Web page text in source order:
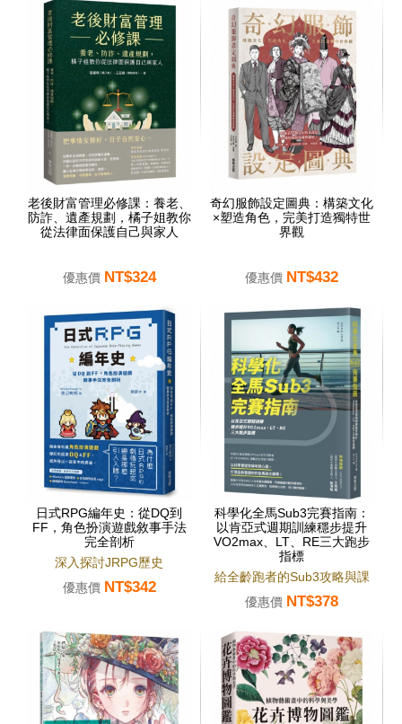
老後財富管理必修課：養老、
防詐、遺產規劃，橘子姐教你
從法律面保護自己與家人
優惠價 NT$324
奇幻服飾設定圖典：構築文化
×塑造角色，完美打造獨特世
界觀
優惠價 NT$432
日式RPG編年史：從DQ到
FF，角色扮演遊戲敘事手法
完全剖析
深入探討JRPG歷史
優惠價 NT$342
科學化全馬Sub3完賽指南：
以肯亞式週期訓練穩步提升
VO2max、LT、RE三大跑步
指標
給全齡跑者的Sub3攻略與課
表
優惠價 NT$378